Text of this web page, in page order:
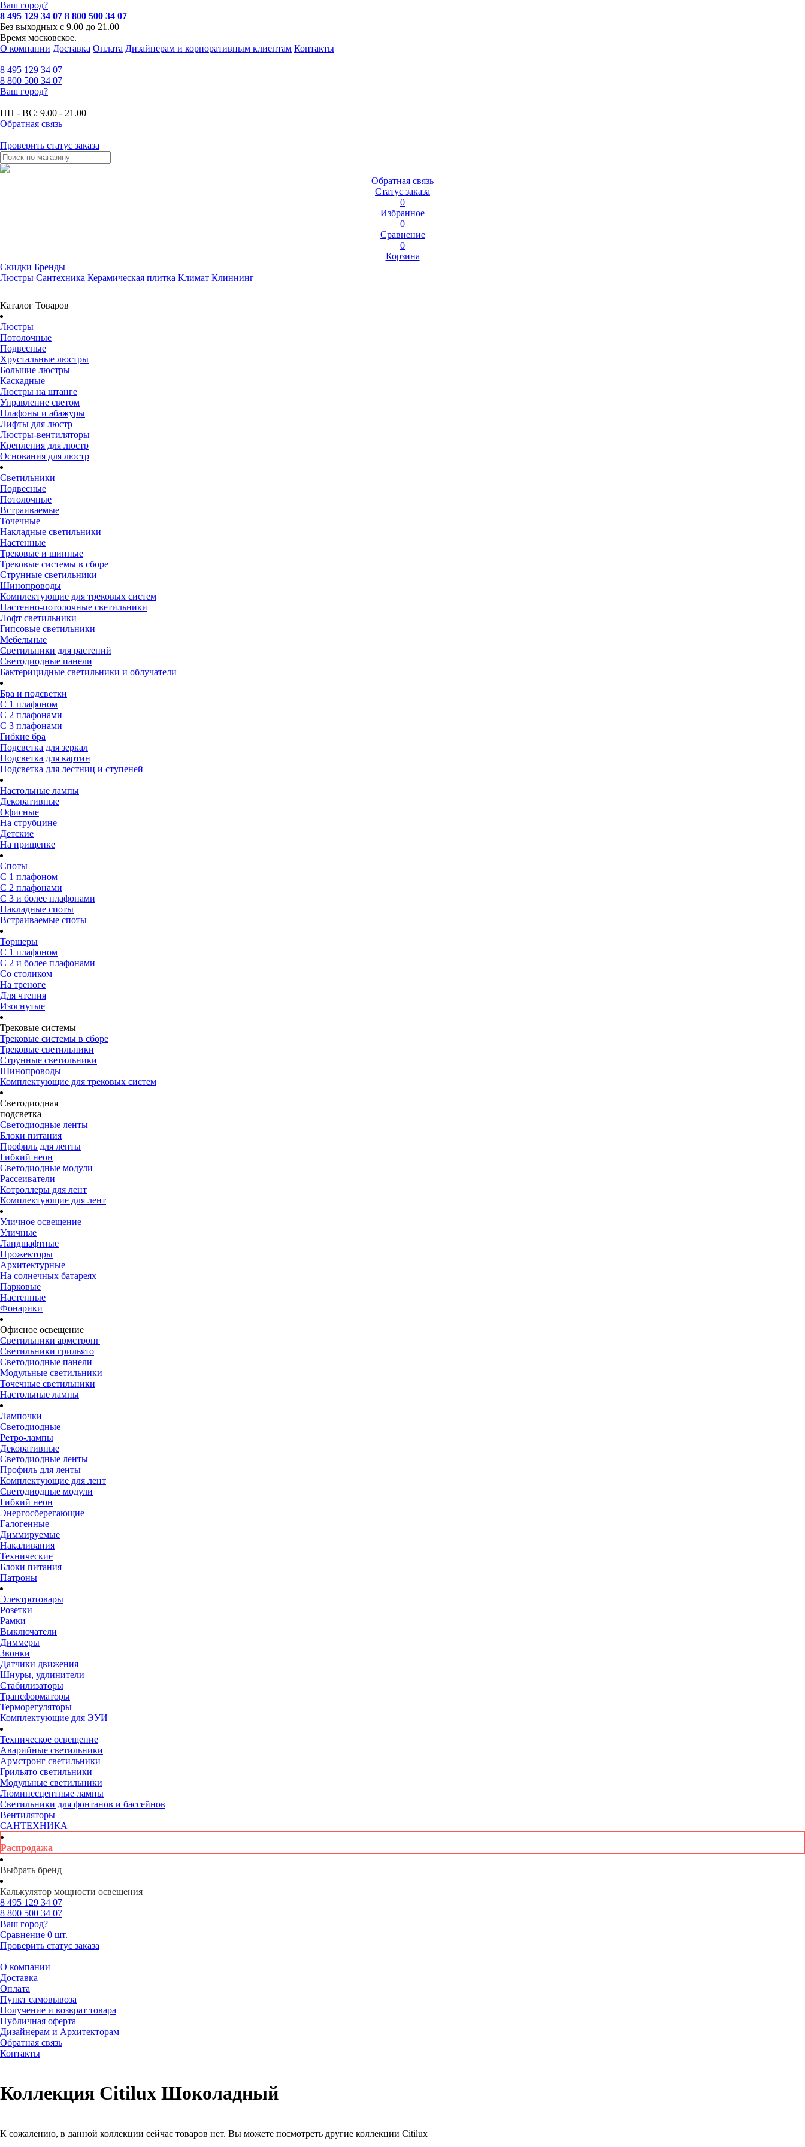
Ваш город?
8 495 129 34 07 8 800 500 34 07
Без выходных с 9.00 до 21.00
Время московское.
О компании Доставка Оплата Дизайнерам и корпоративным клиентам Контакты
8 495 129 34 07
8 800 500 34 07
Ваш город?
ПН - ВС: 9.00 - 21.00
Обратная связь
Проверить статус заказа
Обратная связь
Статус заказа
0
Избранное
0
Сравнение
0
Корзина
Скидки Бренды
Люстры Сантехника Керамическая плитка Климат Клиннинг
Каталог Товаров
Люстры
Потолочные
Подвесные
Хрустальные люстры
Большие люстры
Каскадные
Люстры на штанге
Управление светом
Плафоны и абажуры
Лифты для люстр
Люстры-вентиляторы
Крепления для люстр
Основания для люстр
Светильники
Подвесные
Потолочные
Встраиваемые
Точечные
Накладные светильники
Настенные
Трековые и шинные
Трековые системы в сборе
Струнные светильники
Шинопроводы
Комплектующие для трековых систем
Настенно-потолочные светильники
Лофт светильники
Гипсовые светильники
Мебельные
Светильники для растений
Светодиодные панели
Бактерицидные светильники и облучатели
Бра и подсветки
С 1 плафоном
С 2 плафонами
С 3 плафонами
Гибкие бра
Подсветка для зеркал
Подсветка для картин
Подсветка для лестниц и ступеней
Настольные лампы
Декоративные
Офисные
На струбцине
Детские
На прищепке
Споты
С 1 плафоном
С 2 плафонами
С 3 и более плафонами
Накладные споты
Встраиваемые споты
Торшеры
С 1 плафоном
С 2 и более плафонами
Со столиком
На треноге
Для чтения
Изогнутые
Трековые системы
Трековые системы в сборе
Трековые светильники
Струнные светильники
Шинопроводы
Комплектующие для трековых систем
Светодиодная
подсветка
Светодиодные ленты
Блоки питания
Профиль для ленты
Гибкий неон
Светодиодные модули
Рассеиватели
Котроллеры для лент
Комплектующие для лент
Уличное освещение
Уличные
Ландшафтные
Прожекторы
Архитектурные
На солнечных батареях
Парковые
Настенные
Фонарики
Офисное освещение
Светильники армстронг
Светильники грильято
Светодиодные панели
Модульные светильники
Точечные светильники
Настольные лампы
Лампочки
Светодиодные
Ретро-лампы
Декоративные
Светодиодные ленты
Профиль для ленты
Комплектующие для лент
Светодиодные модули
Гибкий неон
Энергосберегающие
Галогенные
Диммируемые
Накаливания
Технические
Блоки питания
Патроны
Электротовары
Розетки
Рамки
Выключатели
Диммеры
Звонки
Датчики движения
Шнуры, удлинители
Стабилизаторы
Трансформаторы
Терморегуляторы
Комплектующие для ЭУИ
Техническое освещение
Аварийные светильники
Армстронг светильники
Грильято светильники
Модульные светильники
Люминесцентные лампы
Светильники для фонтанов и бассейнов
Вентиляторы
САНТЕХНИКА
Распродажа
Выбрать бренд
Калькулятор мощности освещения
8 495 129 34 07
8 800 500 34 07
Ваш город?
Сравнение 0 шт.
Проверить статус заказа
О компании
Доставка
Оплата
Пункт самовывоза
Получение и возврат товара
Публичная оферта
Дизайнерам и Архитекторам
Обратная связь
Контакты
Коллекция Citilux Шоколадный
К сожалению, в данной коллекции сейчас товаров нет. Вы можете посмотреть другие коллекции Citilux